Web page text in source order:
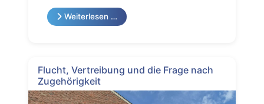
Weiterlesen …
Flucht, Vertreibung und die Frage nach
Zugehörigkeit